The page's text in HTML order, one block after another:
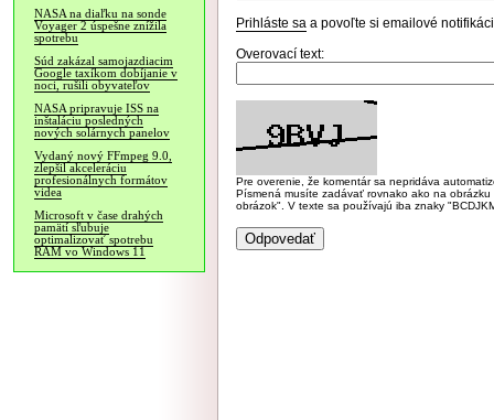
NASA na diaľku na sonde
Voyager 2 úspešne znížila
spotrebu
Súd zakázal samojazdiacim
Google taxíkom dobíjanie v
noci, rušili obyvateľov
NASA pripravuje ISS na
inštaláciu posledných
nových solárnych panelov
Vydaný nový FFmpeg 9.0,
zlepšil akceleráciu
profesionálnych formátov
videa
Microsoft v čase drahých
pamätí sľubuje
optimalizovať spotrebu
RAM vo Windows 11
Prihláste sa a povoľte si emailové
Overovací text:
Pre overenie, že komentár sa nepridáva
Písmená musíte zadávať rovnako ako na
obrázok". V texte sa používajú iba znaky